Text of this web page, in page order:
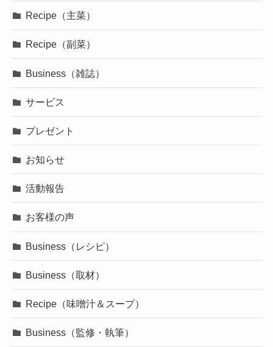
Recipe（主菜）
Recipe（副菜）
Business（雑誌）
サービス
プレゼント
お知らせ
活動報告
お客様の声
Business（レシピ）
Business（取材）
Recipe（味噌汁＆スープ）
Business（監修・執筆）